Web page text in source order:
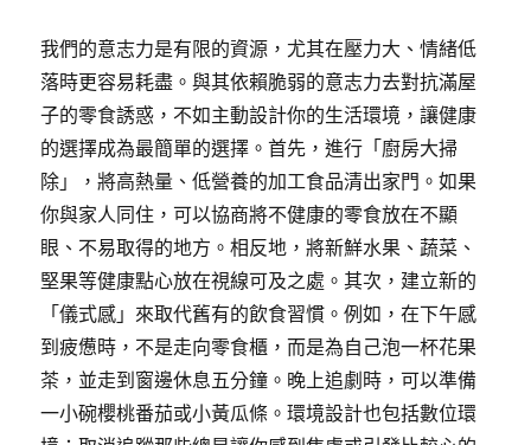
我們的意志力是有限的資源，尤其在壓力大、情緒低
落時更容易耗盡。與其依賴脆弱的意志力去對抗滿屋
子的零食誘惑，不如主動設計你的生活環境，讓健康
的選擇成為最簡單的選擇。首先，進行「廚房大掃
除」，將高熱量、低營養的加工食品清出家門。如果
你與家人同住，可以協商將不健康的零食放在不顯
眼、不易取得的地方。相反地，將新鮮水果、蔬菜、
堅果等健康點心放在視線可及之處。其次，建立新的
「儀式感」來取代舊有的飲食習慣。例如，在下午感
到疲憊時，不是走向零食櫃，而是為自己泡一杯花果
茶，並走到窗邊休息五分鐘。晚上追劇時，可以準備
一小碗櫻桃番茄或小黃瓜條。環境設計也包括數位環